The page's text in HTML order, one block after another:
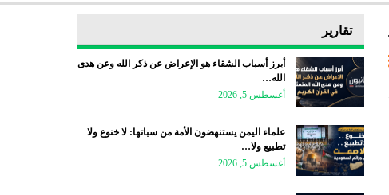
تقارير
أبرز أسباب الشقاء هو الإعراض عن ذكر الله وعن هدى
الله…
أغسطس 5, 2026
علماء اليمن يستنهضون الأمة من سباتها: لا خنوع ولا
تطبيع ولا…
أغسطس 5, 2026